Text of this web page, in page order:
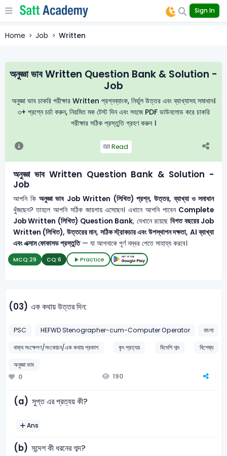
Sign In
Home Job Written
অনুজ্ঞা ভাব Written Question Bank & Solution -
Job
অনুজ্ঞা ভাব চাকরি পরীক্ষার Written প্রশ্নব্যাংক, নির্ভুল উত্তর এবং ব্যাখ্যাসহ সমাধান।
৩+ প্রশ্নে চর্চা করুন, নিয়মিত মক টেস্ট দিন এবং সহজে PDF ডাউনলোড করে চাকরি
পরীক্ষার সঠিক প্রস্তুতি গ্রহণ করুন ।
Read
অনুজ্ঞা ভাব Written Question Bank & Solution -
Job
আপনি কি অনুজ্ঞা ভাব Job Written (লিখিত) প্রশ্ন, উত্তর, ব্যাখ্যা ও সমাধান
খুঁজছেন? তাহলে আপনি সঠিক জায়গায় এসেছেন। এখানে আপনি পাবেন Complete
Job Written (লিখিত) Question Bank, যেখানে রয়েছেবিগত বছরের Job
Written (লিখিত), উত্তরের মান, সঠিক স্ট্রাকচার এবং উপস্থাপন দক্ষতা, AI ব্যাখ্যা
এবং এক্সাম ফোকাসড প্রস্তুতি— যা আপনাকে পূর্ণ নম্বর পেতে সাহায্য করবে।
MCQ:29 CQ:6 Practice
(03) এক কথায় উত্তর দিন:
PSC HEFWD Stenographer-cum-Computer Operator
বাংলা
বাক্য সংক্ষেপণ/সংকোচন/এক কথায় প্রকাশ
কৃৎ প্রত্যয় বিদেশি শব্দ
বিশেষ্য
অনুজ্ঞা ভাব
0
190
(a) সুপ্ত এর প্রত্যয় কী?
Ans
(b) সন্দেশ কী ধরনের শব্দ?